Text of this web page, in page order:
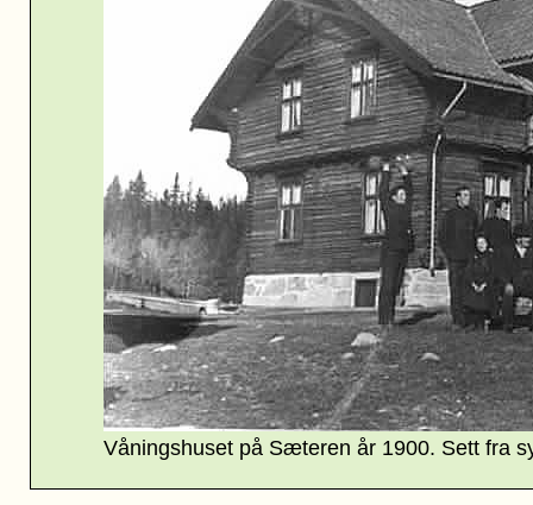
Våningshuset på Sæteren år 1900. Sett fra